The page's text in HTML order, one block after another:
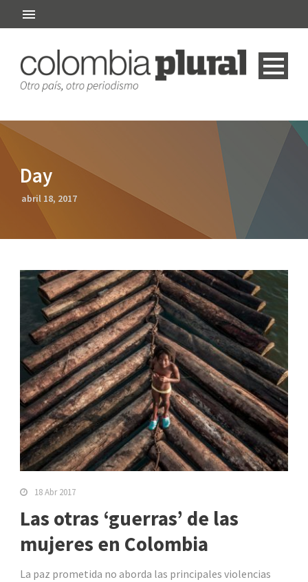
Day
abril 18, 2017
18 Abr 2017
Las otras ‘guerras’ de las
mujeres en Colombia
La paz prometida no aborda las principales violencias